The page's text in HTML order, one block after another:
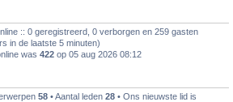
:: 0 geregistreerd, 0 verborgen en 259 gasten
in de laatste 5 minuten)
was 422 op 05 aug 2026 08:12
58 • Aantal leden 28 • Ons nieuwste lid is